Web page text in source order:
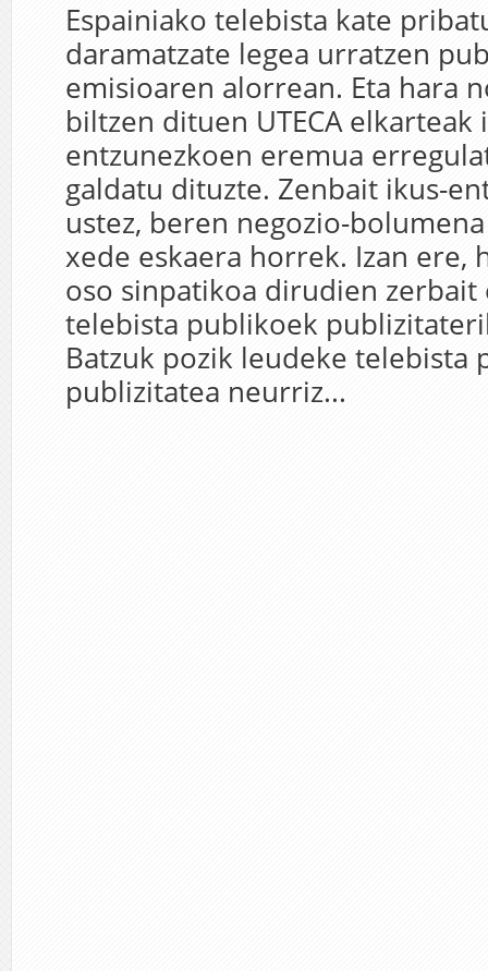
Espainiako telebista kate
daramatzate legea urratzen
emisioaren alorrean. Eta hara
biltzen dituen UTECA elkarteak
entzunezkoen eremua
galdatu dituzte. Zenbait ikus-
ustez, beren negozio-
xede eskaera horrek. Izan ere,
oso sinpatikoa dirudien zerbait
telebista publikoek
Batzuk pozik leudeke telebista
publizitatea neurriz...